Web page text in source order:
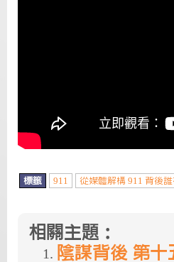
標籤 911 從媒體解構 911 背後誰
相關主題：
陰謀背後 第